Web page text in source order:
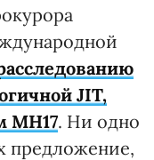
JIT,
MH17. Ни одно
предложение,